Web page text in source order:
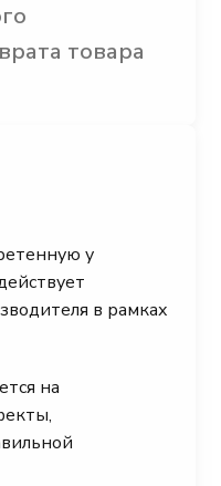
товара
у
в рамках
на